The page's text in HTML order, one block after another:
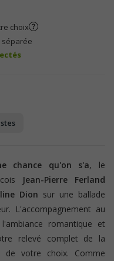
choix
séparée
chance qu'on s'a, le
Jean-Pierre Ferland
Dion sur une ballade
L'accompagnement au
romantique et
relevé complet de la
votre choix. Comme